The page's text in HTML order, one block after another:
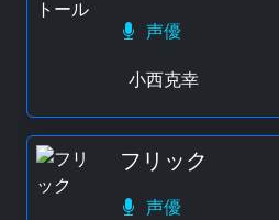
声優
小西克幸
フリック
声優